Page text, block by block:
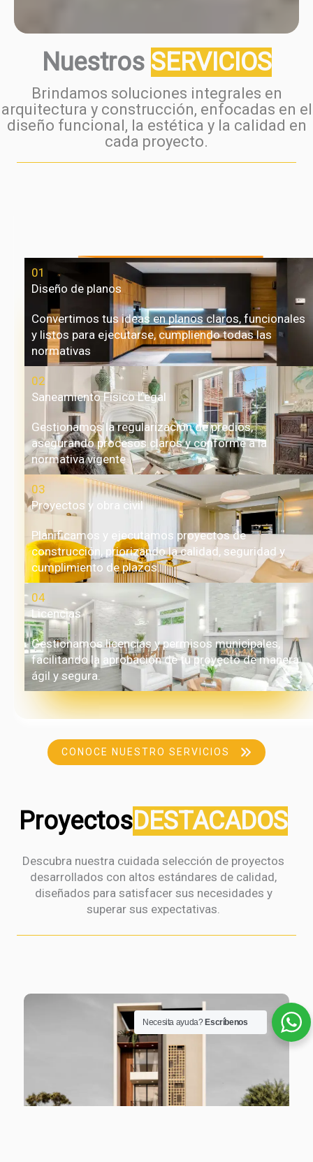
Nuestros SERVICIOS
Brindamos soluciones integrales en
arquitectura y construcción, enfocadas en el
diseño funcional, la estética y la calidad en
cada proyecto.
01
Diseño de planos
Convertimos tus ideas en planos claros, funcionales
y listos para ejecutarse, cumpliendo todas las
normativas
02
SaneamientoFísico Legal
Gestionamos la regularización de predios,
asegurando procesos claros y conforme a la
normativa vigente
03
Proyectos y obra civil
Planificamos y ejecutamos proyectos de
construcción, priorizando la calidad, seguridad y
cumplimiento de plazos.
04
Licencias
Gestionamos licencias y permisos municipales,
facilitando la aprobación de tu proyecto de manera
ágil y segura.
CONOCE NUESTRO SERVICIOS
ProyectosDESTACADOS
Descubra nuestra cuidada selección de proyectos
desarrollados con altos estándares de calidad,
diseñados para satisfacer sus necesidades y
superar sus expectativas.
Necesita ayuda? Escríbenos